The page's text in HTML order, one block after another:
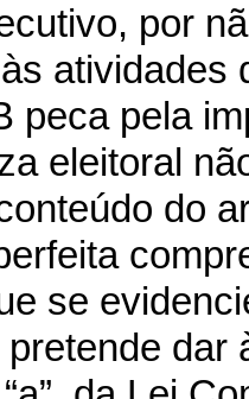
por
atividades
peca pela
eleitoral
do
se
pretende